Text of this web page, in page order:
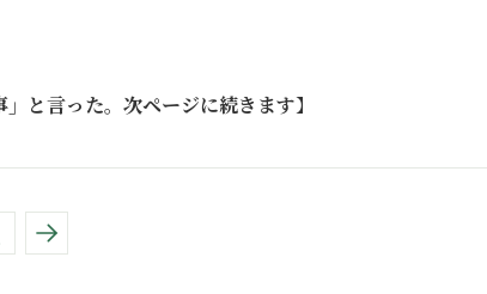
」と言った。次ページに続きます】